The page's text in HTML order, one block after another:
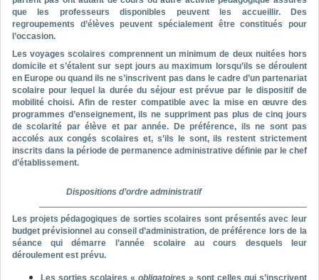
que les professeurs disponibles peuvent les accueillir. Des
regroupements d’élèves peuvent spécialement être constitués pour
l’occasion.
Les voyages scolaires comprennent un minimum de deux nuitées hors
domicile et s’étalent sur sept jours au maximum lorsqu’ils se déroulent
en Europe ou quand ils ne s’inscrivent pas dans le cadre d’un partenariat
scolaire pour lequel la durée du séjour est prévue par le dispositif de
mobilité choisi. Afin de rester compatible avec la mise en œuvre des
programmes d’enseignement, ils ne suppriment pas plus de cinq jours
de scolarité par élève et par année. De préférence, ils ne sont pas
accolés aux congés scolaires et, s’ils le sont, ils restent strictement
inscrits dans la période de permanence administrative définie par le chef
d’établissement.
Dispositions d’ordre administratif
Les projets pédagogiques de sorties scolaires sont présentés avec leur
budget prévisionnel au conseil d’administration, de préférence lors de la
séance qui démarre l’année scolaire au cours desquels leur
déroulement est prévu.
Les sorties scolaires « obligatoires » sont celles qui s’inscrivent